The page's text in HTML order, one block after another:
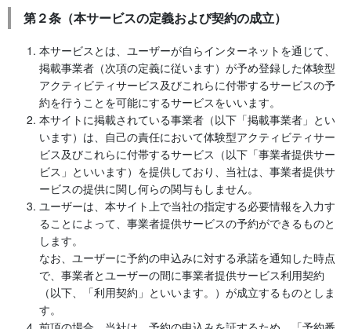
第２条（本サービスの定義および契約の成立）
本サービスとは、ユーザーが自らインターネットを通じて、
掲載事業者（次項の定義に従います）が予め登録した体験型
アクティビティサービス及びこれらに付帯するサービスの予
約を行うことを可能にするサービスをいいます。
本サイトに掲載されている事業者（以下「掲載事業者」とい
います）は、自己の責任において体験型アクティビティサー
ビス及びこれらに付帯するサービス（以下「事業者提供サー
ビス」といいます）を提供しており、当社は、事業者提供サ
ービスの提供に関し何らの関与もしません。
ユーザーは、本サイト上で当社の指定する必要情報を入力す
ることによって、事業者提供サービスの予約ができるものと
します。
なお、ユーザーに予約の申込みに対する承諾を通知した時点
で、事業者とユーザーの間に事業者提供サービス利用契約
（以下、「利用契約」といいます。）が成立するものとしま
す。